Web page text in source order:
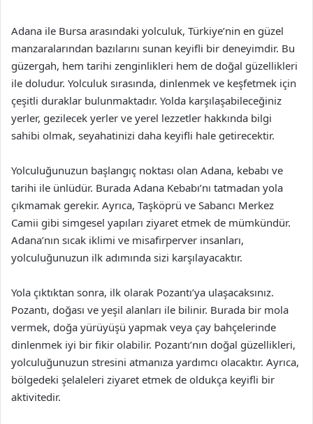
Adana ile Bursa arasındaki yolculuk, Türkiye’nin en güzel
manzaralarından bazılarını sunan keyifli bir deneyimdir. Bu
güzergah, hem tarihi zenginlikleri hem de doğal güzellikleri
ile doludur. Yolculuk sırasında, dinlenmek ve keşfetmek için
çeşitli duraklar bulunmaktadır. Yolda karşılaşabileceğiniz
yerler, gezilecek yerler ve yerel lezzetler hakkında bilgi
sahibi olmak, seyahatinizi daha keyifli hale getirecektir.
Yolculuğunuzun başlangıç noktası olan Adana, kebabı ve
tarihi ile ünlüdür. Burada Adana Kebabı’nı tatmadan yola
çıkmamak gerekir. Ayrıca, Taşköprü ve Sabancı Merkez
Camii gibi simgesel yapıları ziyaret etmek de mümkündür.
Adana’nın sıcak iklimi ve misafirperver insanları,
yolculuğunuzun ilk adımında sizi karşılayacaktır.
Yola çıktıktan sonra, ilk olarak Pozantı’ya ulaşacaksınız.
Pozantı, doğası ve yeşil alanları ile bilinir. Burada bir mola
vermek, doğa yürüyüşü yapmak veya çay bahçelerinde
dinlenmek iyi bir fikir olabilir. Pozantı’nın doğal güzellikleri,
yolculuğunuzun stresini atmanıza yardımcı olacaktır. Ayrıca,
bölgedeki şelaleleri ziyaret etmek de oldukça keyifli bir
aktivitedir.